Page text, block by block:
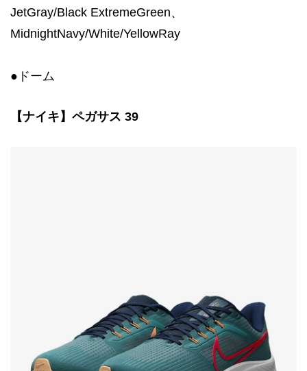
JetGray/Black ExtremeGreen、
MidnightNavy/White/YellowRay
●ドーム
【ナイキ】ペガサス 39